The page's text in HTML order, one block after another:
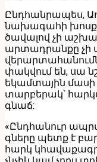
Ընդհանրապես,
նախագահի
ծավալով չի
արտադրանքը չի
փակվում են, սա
եկամտային մասի
տարբերակ՝
գնաճ:
«Ընդհանուր
գները պետք է
հարկ